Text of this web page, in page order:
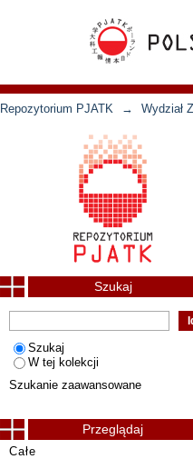
Repozytorium PJATK → Wydział
Szukaj
Szukaj
W tej kolekcji
Szukanie zaawansowane
Przeglądaj
Całe